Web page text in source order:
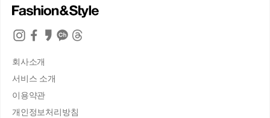
회사소개
서비스 소개
이용약관
개인정보처리방침